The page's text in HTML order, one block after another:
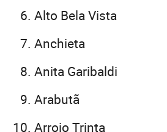
Alto Bela Vista
Anchieta
Anita Garibaldi
Arabutã
Arroio Trinta